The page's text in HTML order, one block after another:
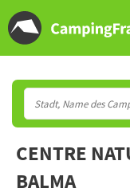
CENTRE
BALMA